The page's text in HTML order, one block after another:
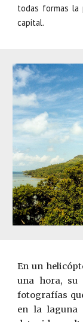
todas formas la
capital.
En un
una hora, su
fotografías
en la